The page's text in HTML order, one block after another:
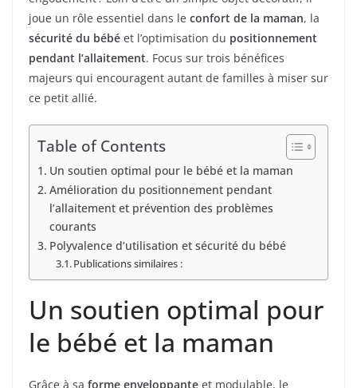
joue un rôle essentiel dans le confort de la maman, la
sécurité du bébé et l’optimisation du positionnement
pendant l’allaitement. Focus sur trois bénéfices
majeurs qui encouragent autant de familles à miser sur
ce petit allié.
Table of Contents
Un soutien optimal pour le bébé et la maman
Amélioration du positionnement pendant
l’allaitement et prévention des problèmes
courants
Polyvalence d’utilisation et sécurité du bébé
Publications similaires :
Un soutien optimal pour
le bébé et la maman
Grâce à sa forme enveloppante et modulable, le